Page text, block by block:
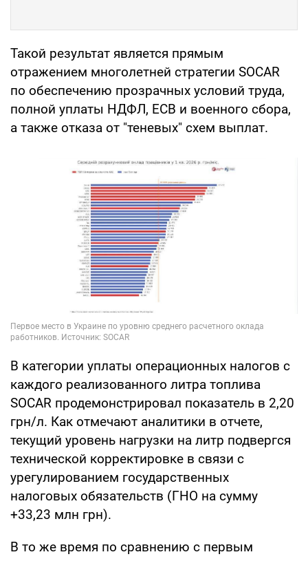
Такой результат является прямым
отражением многолетней стратегии SOCAR
по обеспечению прозрачных условий труда,
полной уплаты НДФЛ, ЕСВ и военного сбора,
а также отказа от "теневых" схем выплат.
В категории уплаты операционных налогов с
каждого реализованного литра топлива
SOCAR продемонстрировал показатель в 2,20
грн/л. Как отмечают аналитики в отчете,
текущий уровень нагрузки на литр подвергся
технической корректировке в связи с
урегулированием государственных
налоговых обязательств (ГНО на сумму
+33,23 млн грн).
В то же время по сравнению с первым